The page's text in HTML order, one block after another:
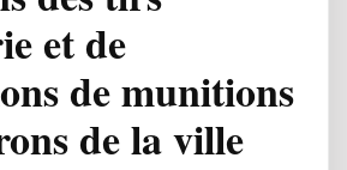
et de
de munitions
de la ville